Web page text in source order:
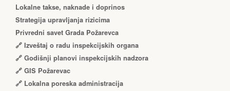
Lokalne takse, naknade i doprinos
Strategija upravljanja rizicima
Privredni savet Grada Požarevca
🔗 Izveštaj o radu inspekcijskih organa
🔗 Godišnji planovi inspekcijskih nadzora
🔗 GIS Požarevac
🔗 Lokalna poreska administracija